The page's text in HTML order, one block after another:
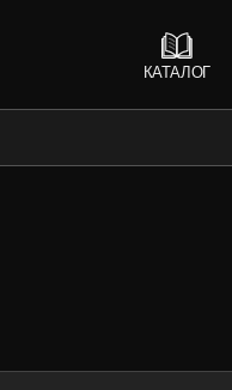
КАТАЛОГ